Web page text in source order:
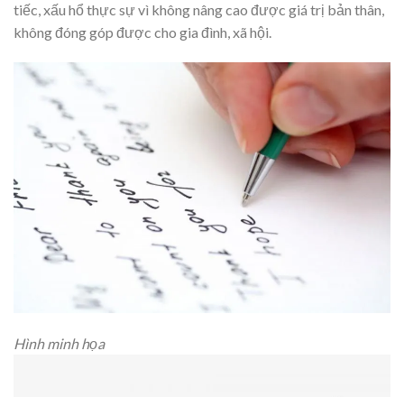
tiếc, xấu hổ thực sự vì không nâng cao được giá trị bản thân,
không đóng góp được cho gia đình, xã hội.
Hình minh họa